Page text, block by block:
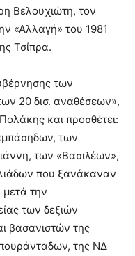
Βελουχιώτη, τον
«Αλλαγή» του 1981
Τσίπρα.
των
20 δισ. αναθέσεων»,
και προσθέτει:
των
των «Βασιλέων»,
που ξανάκαναν
την
των δεξιών
βασανιστών της
της ΝΔ